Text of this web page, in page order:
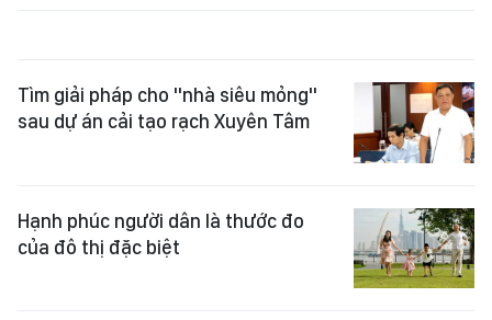
Tìm giải pháp cho "nhà siêu mỏng"
sau dự án cải tạo rạch Xuyên Tâm
Hạnh phúc người dân là thước đo
của đô thị đặc biệt